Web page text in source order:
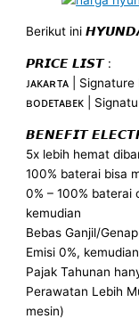
Berikut ini
𝙋𝙍𝙄𝘾𝙀 𝙇𝙄𝙎𝙏 :
ᴊᴀᴋᴀʀᴛᴀ |
ʙᴏᴅᴇᴛᴀʙᴇᴋ |
𝘽𝙀𝙉𝙀𝙁𝙄𝙏
5x lebih hemat
100% baterai bisa
0% – 100%
kemudian
Bebas Ganjil/
Emisi 0%, kemudian
Pajak Tahunan
Perawatan Lebih
mesin)